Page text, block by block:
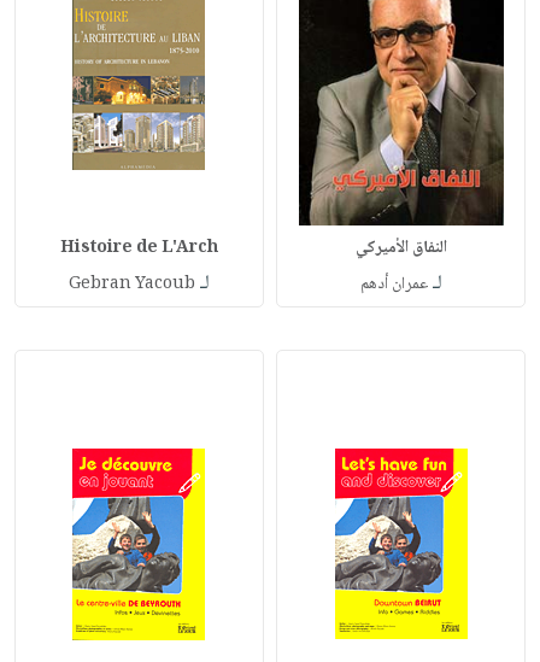
النفاق الأميركي
لـعمران أدهم
Histoire de L'Arch
لـ Gebran Yacoub